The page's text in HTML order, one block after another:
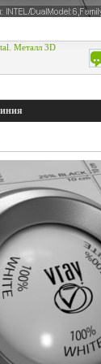
Металл 3D